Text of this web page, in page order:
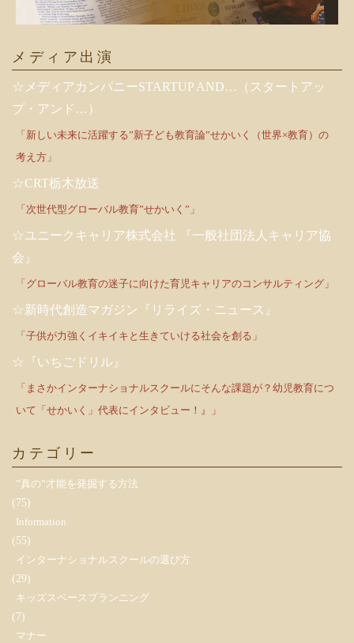
メディア出演
☆メディアカンパニーSTARTUP AND…（スタートアッ
プ・アンド…）
「新しい未来に活躍する”新子ども教育論”せかいく（世界×教育）の
考え方」
☆CRT栃木放送
「次世代型グローバル教育”せかいく”」
☆ユニークキャリア株式会社 『一般社団法人キャリア協
会』
「グローバル教育の迷子に向けた育児キャリアのコンサルティング」
☆新時代創造マガジン『リライズ・ニュース』
「子供が力強くイキイキと生きていける社会を創る」
☆『いちごドリル』
「まさかインターナショナルスクールにそんな課題が？幼児教育につ
いて「せかいく」代表にインタビュー！』」
カテゴリー
”真の”才能を発掘する方法
(75)
Information
(55)
インターナショナルスクールの選び方
(29)
キッズスペースプランニング
(7)
マナー